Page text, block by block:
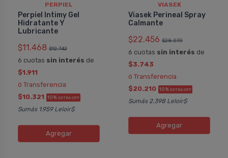
PERPIEL
Perpiel Intimy Gel
Hidratante Y
Lubricante
$11.468 $12.742
6 cuotas sin interés de
$1.911
ó Transferencia
$10.321 10% EXTRA OFF
Sumás 1.959 Leloir$
Agregar
VIASEK
Viasek Perineal Spray
Calmante
$22.456 $28.070
6 cuotas sin interés de
$3.743
ó Transferencia
$20.210 10% EXTRA OFF
Sumás 2.398 Leloir$
Agregar